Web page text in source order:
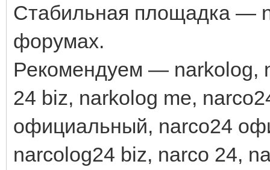
Стабильная площадка —
форумах.
Рекомендуем — narkolog,
24 biz, narkolog me,
официальный, narco24
narcolog24 biz, narco 24,